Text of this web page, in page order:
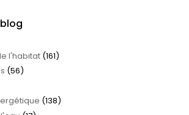
l'habitat(161)
(56)
(138)